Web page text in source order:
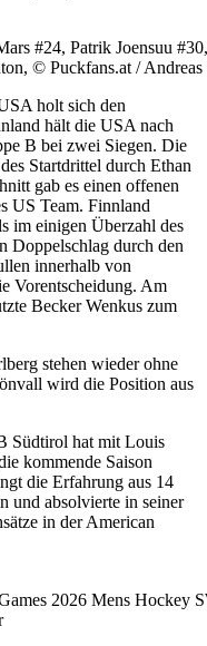
#24, Patrik Joensuu
© Puckfans.at / Andreas
holt sich den
hält die USA nach
B bei zwei Siegen. Die
Startdrittel durch Ethan
gab es einen offenen
US Team. Finnland
im einigen Überzahl des
Doppelschlag durch den
innerhalb von
Vorentscheidung. Am
Becker Wenkus zum
stehen wieder ohne
wird die Position aus
Südtirol hat mit Louis
kommende Saison
die Erfahrung aus 14
und absolvierte in seiner
in der American
2026 Mens Hockey